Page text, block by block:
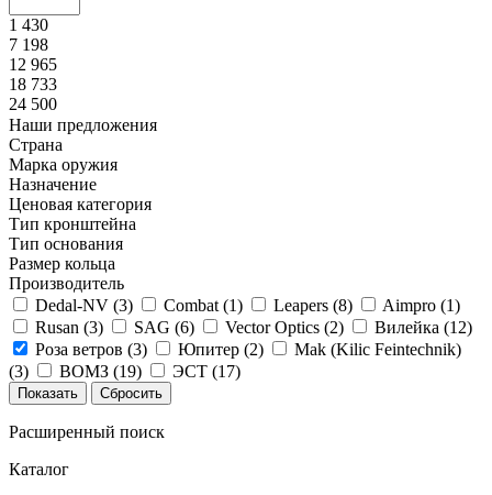
1 430
7 198
12 965
18 733
24 500
Наши предложения
Страна
Марка оружия
Назначение
Ценовая категория
Тип кронштейна
Тип основания
Размер кольца
Производитель
Dedal-NV (3) Combat (1) Leapers (8) Aimpro (1)
Rusan (3) SAG (6) Vector Optics (2) Вилейка (12)
Роза ветров (3) Юпитер (2)
Mak (Kilic Feintechnik)
(3) ВОМЗ (19) ЭСТ (17)
Расширенный поиск
Каталог